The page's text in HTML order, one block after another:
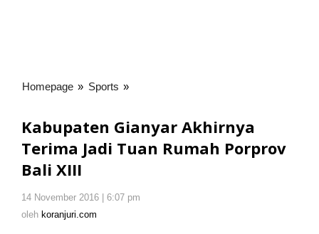
Homepage » Sports »
Terima
Jadi
Porprov
Kabupaten Gianyar Akhirnya
Terima Jadi Tuan Rumah Porprov
Bali XIII
14 November 2016 | 6:07 pm
oleh koranjuri.com